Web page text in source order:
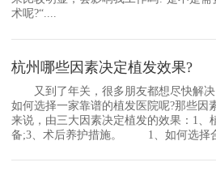
术呢?“....
杭州哪些因素决定植发效果?
又到了年关，很多朋友都想尽快解决
如何选择一家靠谱的植发医院呢?那些
来说，由三大因素决定植发的效果：1、
备;3、术后养护措施。 1、如何选择合